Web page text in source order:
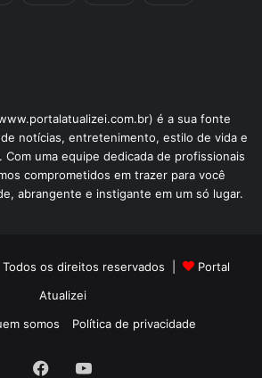
é a sua fonte
notícias, entretenimento, estilo de vida e
Com uma equipe dedicada de profissionais
comprometidos em trazer para você
abrangente e instigante em um só lugar.
os direitos reservados |
Portal
Atualizei
somos Política de privacidade
FacebookYouTube